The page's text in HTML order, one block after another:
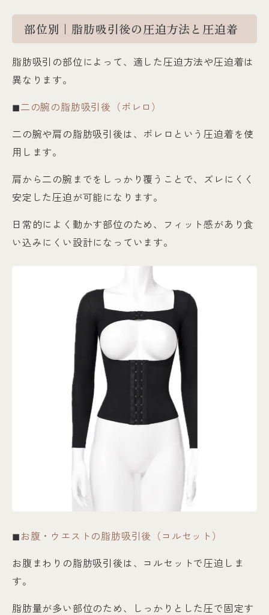
部位別｜脂肪吸引後の圧迫方法と圧迫着
脂肪吸引の部位によって、適した圧迫方法や圧迫着は
異なります。
◼︎二の腕の脂肪吸引後（ボレロ）
二の腕や肩の脂肪吸引後は、ボレロという圧迫着を使
用します。
肩から二の腕までをしっかり覆うことで、ズレにくく
安定した圧迫が可能になります。
日常的によく動かす部位のため、フィット感があり食
い込みにくい設計になっています。
◼︎お腹・ウエストの脂肪吸引後（コルセット）
お腹まわりの脂肪吸引後は、コルセットで圧迫しま
す。
脂肪量が多い部位のため、しっかりとした圧で固定す